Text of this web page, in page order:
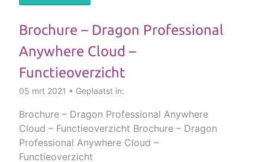
Brochure – Dragon Professional
Anywhere Cloud –
Functieoverzicht
05 mrt 2021 • Geplaatst in:
Brochure – Dragon Professional Anywhere
Cloud – Functieoverzicht Brochure – Dragon
Professional Anywhere Cloud –
Functieoverzicht